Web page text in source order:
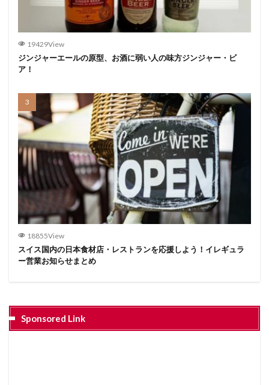
19429View
ジンジャーエールの原型、お酒に弱い人の味方ジンジャー・ビ
ア！
18855View
スイス国内の日本食材店・レストランを応援しよう！イレギュラ
ー営業お知らせまとめ
Sponsored Link